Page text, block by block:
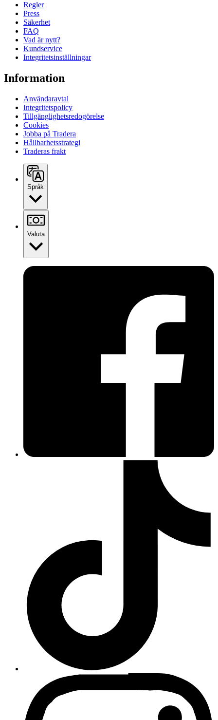
Regler
Press
Säkerhet
FAQ
Vad är nytt?
Kundservice
Integritetsinställningar
Information
Användaravtal
Integritetspolicy
Tillgänglighetsredogörelse
Cookies
Jobba på Tradera
Hållbarhetsstrategi
Traderas frakt
Språk
Valuta